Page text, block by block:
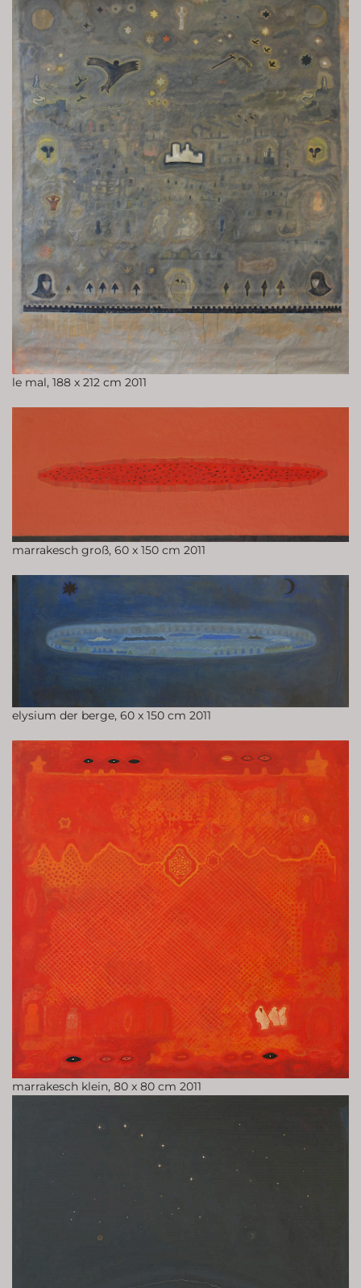
le mal, 188 x 212 cm 2011
marrakesch groß, 60 x 150 cm 2011
elysium der berge, 60 x 150 cm 2011
marrakesch klein, 80 x 80 cm 2011